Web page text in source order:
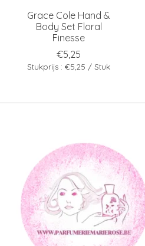
Grace Cole Hand &
Body Set Floral
Finesse
€5,25
Stukprijs : €5,25 / Stuk